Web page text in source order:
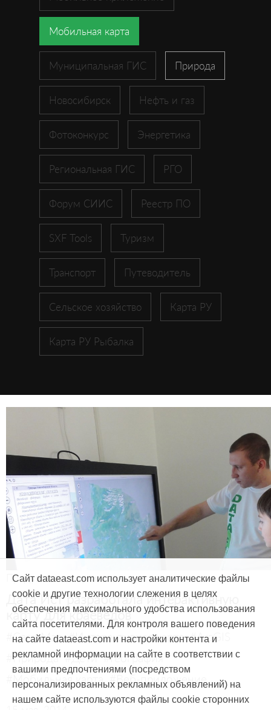
Мобильная карта
Муниципальная ГИС Природа
Новосибирск Нефть и газ
Фотоконкурс Энергетика
Региональная ГИС РГО
Форум СИИС Реестр ПО
SXF Tools Туризм
Транспорт Путеводитель
Сельское хозяйство Карта РУ
Карта РУ Рыбалка
Продукты и услуги
Дата Ист разработала интерактивную
карту для краеведов
#CarryMap #Интерактивная карта #ArcGIS
#Природа #Дети #География
#Мобильная карта #Веб-приложение
Сайт dataeast.com использует аналитические файлы
cookie и другие технологии слежения в целях
обеспечения максимального удобства использования
сайта посетителями. Для контроля вашего поведения
на сайте dataeast.com и настройки контента и
рекламной информации на сайте в соответствии с
вашими предпочтениями (посредством
персонализированных рекламных объявлений) на
нашем сайте используются файлы cookie сторонних